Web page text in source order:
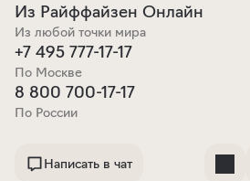
Из Райффайзен Онлайн
Из любой точки мира
+7 495 777-17-17
По Москве
8 800 700-17-17
По России
Написать в чат